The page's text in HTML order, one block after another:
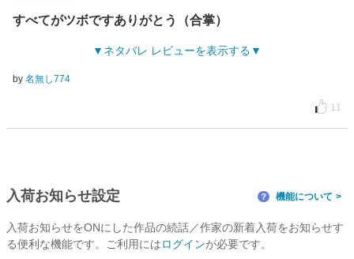
すべてがツボですありがとう（合掌）
ネタバレ レビューを表示する
by 名無し774
11
入荷お知らせ設定 ？ 機能について
入荷お知らせをONにした作品の続話／作家の新着入荷をお知らせす
る便利な機能です。ご利用にはログインが必要です。